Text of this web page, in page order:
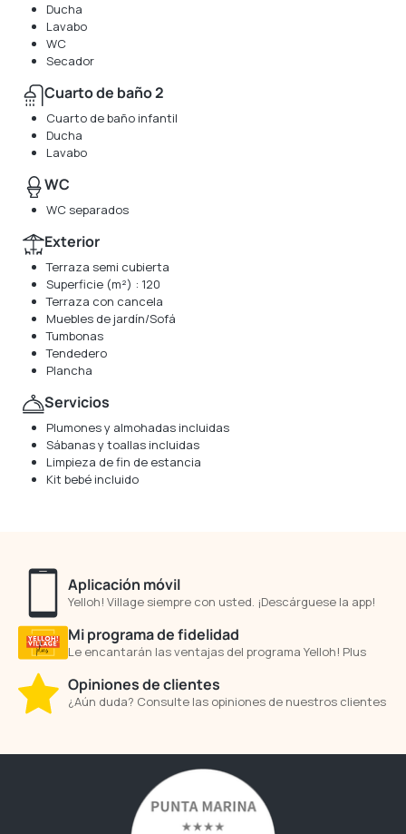
Ducha
Lavabo
WC
Secador
Cuarto de baño 2
Cuarto de baño infantil
Ducha
Lavabo
WC
WC separados
Exterior
Terraza semi cubierta
Superficie (m²) : 120
Terraza con cancela
Muebles de jardín/Sofá
Tumbonas
Tendedero
Plancha
Servicios
Plumones y almohadas incluidas
Sábanas y toallas incluidas
Limpieza de fin de estancia
Kit bebé incluido
Aplicación móvil
Yelloh! Village siempre con usted. ¡Descárguese la app!
Mi programa de fidelidad
Le encantarán las ventajas del programa Yelloh! Plus
Opiniones de clientes
¿Aún duda? Consulte las opiniones de nuestros clientes